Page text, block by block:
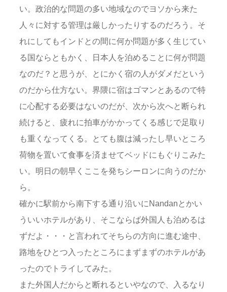
い。政治的な問題の多い地域なのでヨソから来た
人々に対する管理は厳しかったりするのだろう。そ
れにしてもインドとの間に何か問題が多く生じてい
る国ならともかく、日本人を泊めることに何が問題
なのだ？と思うが、とにかく宿の人がダメだという
のだから仕方ない。界隈に宿はゴマンとあるので特
に心配する必要はないのだが、次から次へと断られ
続けると、疲れに拍車がかかってくる感じで足取り
も重くなってくる。とても腹は減ったし早いところ
荷物を置いて食事を済ませてベッドにもぐりこみた
い。明日の朝早くここを発ちシーロンに向うのだか
ら。
確かに駅前から南下する通り沿いにNandanとかい
ういいホテルがあり、そこならば外国人も泊めるは
ずだよ・・・と言われてそちらの方向に進む途中、
路地をひとつ入ったところにまずまずのホテルがあ
ったのでトライしてみた。
また外国人だからと断れるといやなので、入るなり